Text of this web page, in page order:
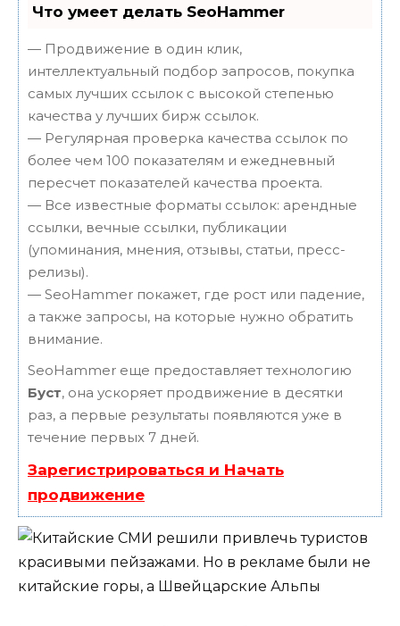
Что умеет делать SeoHammer
— Продвижение в один клик,
интеллектуальный подбор запросов, покупка
самых лучших ссылок с высокой степенью
качества у лучших бирж ссылок.
— Регулярная проверка качества ссылок по
более чем 100 показателям и ежедневный
пересчет показателей качества проекта.
— Все известные форматы ссылок: арендные
ссылки, вечные ссылки, публикации
(упоминания, мнения, отзывы, статьи, пресс-
релизы).
— SeoHammer покажет, где рост или падение,
а также запросы, на которые нужно обратить
внимание.
SeoHammer еще предоставляет технологию
Буст, она ускоряет продвижение в десятки
раз, а первые результаты появляются уже в
течение первых 7 дней.
Зарегистрироваться и Начать
продвижение